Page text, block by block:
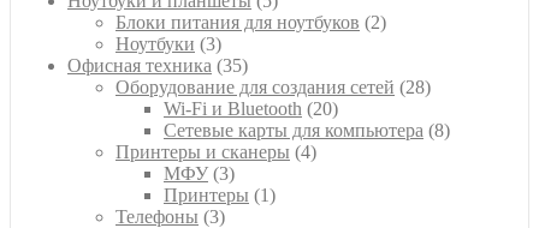
товаров
Блоки питания для ноутбуков 22
Ноутбуки 33
товара
Офисная техника 3535
товаров
Оборудование для создания сетей 2828
Wi-Fi и Bluetooth 2020
товаров
Сетевые карты для компьютера 88
Принтеры и сканеры 44
МФУ 33
товара
Принтеры 11
Телефоны 33